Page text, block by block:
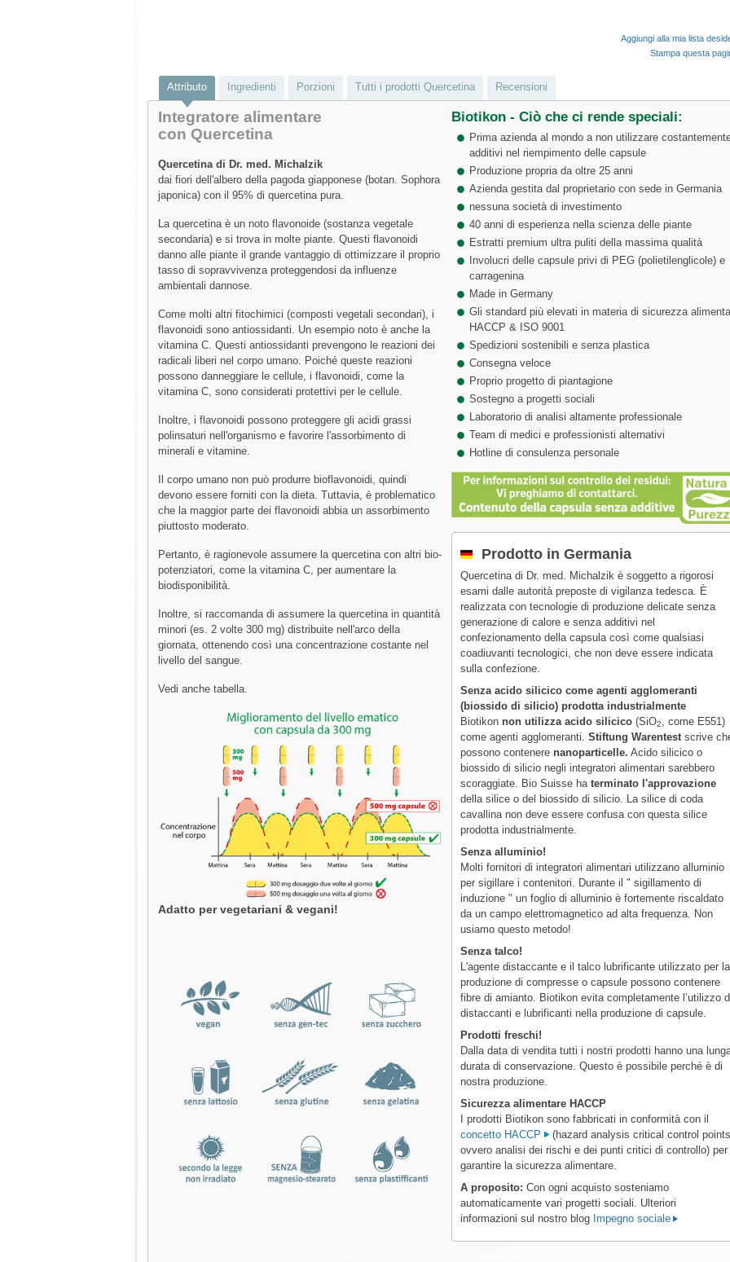
Aggiungi alla mia lista
Stampa questa
Attributo Ingredienti Porzioni Tutti i prodotti Quercetina Recensioni
Integratore alimentare
con Quercetina
Quercetina di Dr. med. Michalzik
dai fiori dell'albero della pagoda giapponese (botan. Sophora
japonica) con il 95% di quercetina pura.
La quercetina è un noto flavonoide (sostanza vegetale
secondaria) e si trova in molte piante. Questi flavonoidi
danno alle piante il grande vantaggio di ottimizzare il proprio
tasso di sopravvivenza proteggendosi da influenze
ambientali dannose.
Come molti altri fitochimici (composti vegetali secondari), i
flavonoidi sono antiossidanti. Un esempio noto è anche la
vitamina C. Questi antiossidanti prevengono le reazioni dei
radicali liberi nel corpo umano. Poiché queste reazioni
possono danneggiare le cellule, i flavonoidi, come la
vitamina C, sono considerati protettivi per le cellule.
Inoltre, i flavonoidi possono proteggere gli acidi grassi
polinsaturi nell'organismo e favorire l'assorbimento di
minerali e vitamine.
Il corpo umano non può produrre bioflavonoidi, quindi
devono essere forniti con la dieta. Tuttavia, è problematico
che la maggior parte dei flavonoidi abbia un assorbimento
piuttosto moderato.
Pertanto, è ragionevole assumere la quercetina con altri bio-
potenziatori, come la vitamina C, per aumentare la
biodisponibilità.
Inoltre, si raccomanda di assumere la quercetina in quantità
minori (es. 2 volte 300 mg) distribuite nell'arco della
giornata, ottenendo così una concentrazione costante nel
livello del sangue.
Vedi anche tabella.
Adatto per vegetariani & vegani!
Biotikon - Ciò che ci rende speciali:
Prima azienda al mondo a non utilizzare
additivi nel riempimento delle capsule
Produzione propria da oltre 25 anni
Azienda gestita dal proprietario con sede in Germania
nessuna società di investimento
40 anni di esperienza nella scienza delle piante
Estratti premium ultra puliti della massima qualità
Involucri delle capsule privi di PEG (polietilenglicole) e
carragenina
Made in Germany
Gli standard più elevati in materia di sicurezza
HACCP & ISO 9001
Spedizioni sostenibili e senza plastica
Consegna veloce
Proprio progetto di piantagione
Sostegno a progetti sociali
Laboratorio di analisi altamente professionale
Team di medici e professionisti alternativi
Hotline di consulenza personale
Prodotto in Germania
Quercetina di Dr. med. Michalzik è soggetto a rigorosi
esami dalle autorità preposte di vigilanza tedesca. È
realizzata con tecnologie di produzione delicate senza
generazione di calore e senza additivi nel
confezionamento della capsula così come qualsiasi
coadiuvanti tecnologici, che non deve essere indicata
sulla confezione.
Senza acido silicico come agenti agglomeranti
(biossido di silicio) prodotta industrialmente
Biotikon non utilizza acido silicico (SiO2
, come E551)
come agenti agglomeranti.Stiftung Warentest scrive
possono contenere nanoparticelle. Acido silicico o
biossido di silicio negli integratori alimentari sarebbero
scoraggiate. Bio Suisse haterminato l'approvazione
della silice o del biossido di silicio. La silice di coda
cavallina non deve essere confusa con questa silice
prodotta industrialmente.
Senza alluminio!
Molti fornitori di integratori alimentari utilizzano alluminio
per sigillare i contenitori. Durante il " sigillamento di
induzione " un foglio di alluminio è fortemente riscaldato
da un campo elettromagnetico ad alta frequenza. Non
usiamo questo metodo!
Senza talco!
L'agente distaccante e il talco lubrificante utilizzato per la
produzione di compresse o capsule possono contenere
fibre di amianto. Biotikon evita completamente l’utilizzo
distaccanti e lubrificanti nella produzione di capsule.
Prodotti freschi!
Dalla data di vendita tutti i nostri prodotti hanno una
durata di conservazione. Questo è possibile perché è di
nostra produzione.
Sicurezza alimentare HACCP
I prodotti Biotikon sono fabbricati in conformità con il
concetto HACCP
(hazard analysis critical control
ovvero analisi dei rischi e dei punti critici di controllo) per
garantire la sicurezza alimentare.
A proposito: Con ogni acquisto sosteniamo
automaticamente vari progetti sociali. Ulteriori
informazioni sul nostro blog Impegno sociale